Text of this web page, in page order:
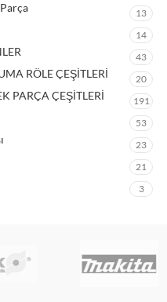
13
14
43
RÖLE ÇEŞİTLERİ 20
PARÇA ÇEŞİTLERİ 191
53
23
21
3